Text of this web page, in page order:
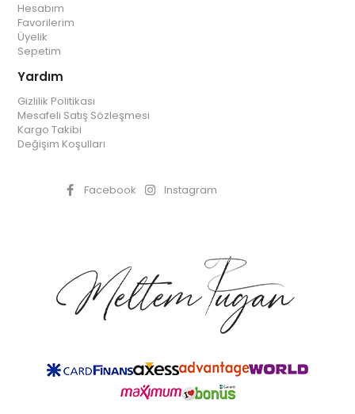
Hesabım
Favorilerim
Üyelik
Sepetim
Yardım
Gizlilik Politikası
Mesafeli Satış Sözleşmesi
Kargo Takibi
Değişim Koşulları
Facebook Instagram